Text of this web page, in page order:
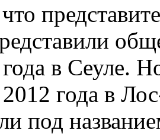
в Сеуле.
года в
под